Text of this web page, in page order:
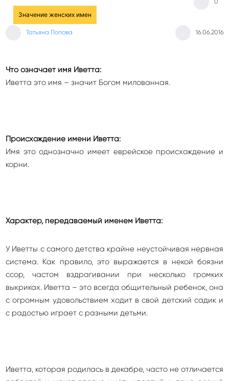
Значение женских имен
Татьяна Попова 16.06.2016
Что означает имя Иветта:
Иветта это имя – значит Богом милованная.
Происхождение имени Иветта:
Имя это однозначно имеет еврейское происхождение и
корни.
Характер, передаваемый именем Иветта:
У Иветты с самого детства крайне неустойчивая нервная
система. Как правило, это выражается в некой боязни
ссор, частом вздрагивании при несколько громких
выкриках. Иветта – это всегда общительный ребенок, она
с огромным удовольствием ходит в свой детский садик и
с радостью играет с разными детьми.
Иветта, которая родилась в декабре, часто не отличается